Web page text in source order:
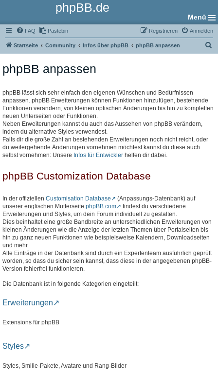
phpBB.de
Menü
FAQ Pastebin Anmelden
Registrieren
Startseite Community Infos über phpBB phpBB anpassen
phpBB anpassen
phpBB lässt sich sehr einfach den eigenen Wünschen und Bedürfnissen
anpassen. phpBB Erweiterungen können Funktionen hinzufügen, bestehende
Funktionen verändern, von kleinen optischen Änderungen bis hin zu kompletten
neuen Unterseiten oder Funktionen.
Neben Erweiterungen kannst du auch das Aussehen von phpBB verändern,
indem du alternative Styles verwendest.
Falls dir die große Zahl an bestehenden Erweiterungen noch nicht reicht, oder
du weitergehende Änderungen vornehmen möchtest kannst du diese auch
selbst vornehmen: Unsere Infos für Entwickler helfen dir dabei.
phpBB Customization Database
In der offiziellen Customisation Database
(Anpassungs-Datenbank) auf
unserer englischen Mutterseite phpBB.com
findest du verschiedene
Erweiterungen und Styles, um dein Forum individuell zu gestalten.
Dies beinhaltet eine große Bandbreite an unterschiedlichen Erweiterungen von
kleinen Änderungen wie die Anzeige der letzten Themen über Portalseiten bis
hin zu ganz neuen Funktionen wie beispielsweise Kalendern, Downloadseiten
und mehr.
Alle Einträge in der Datenbank sind durch ein Expertenteam ausführlich geprüft
worden, so dass du sicher sein kannst, dass diese in der angegebenen phpBB-
Version fehlerfrei funktionieren.
Die Datenbank ist in folgende Kategorien eingeteilt:
Erweiterungen
Extensions für phpBB
Styles
Styles, Smilie-Pakete, Avatare und Rang-Bilder